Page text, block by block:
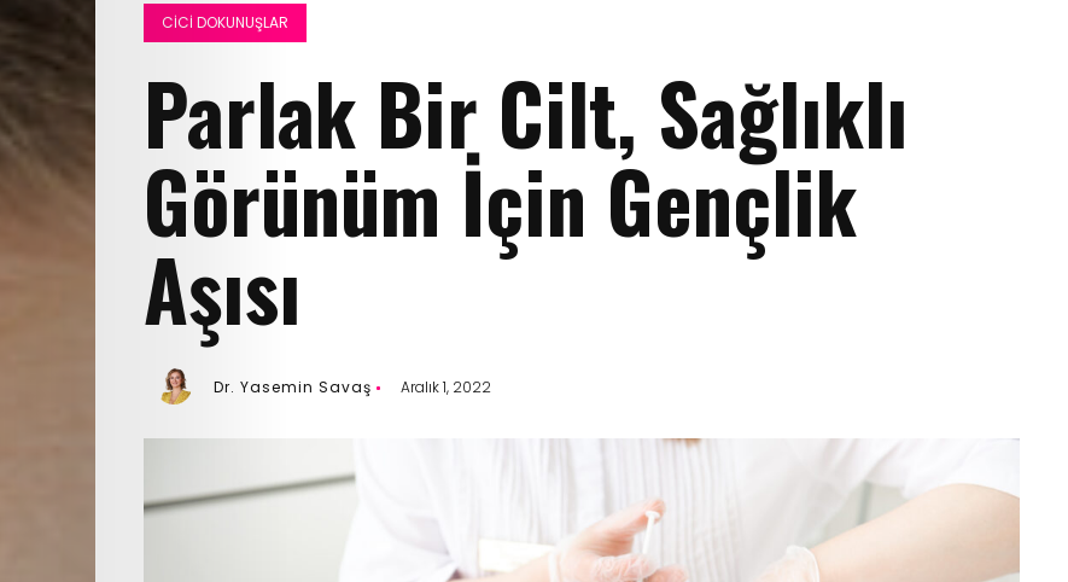
CICI DOKUNUŞLAR
Parlak Bir Cilt, Sağlıklı
Görünüm İçin Gençlik
Aşısı
Dr. Yasemin Savaş Aralık 1, 2022